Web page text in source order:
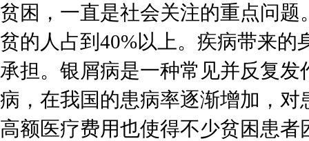
贫困，一直是社会关注的重点问
贫的人占到40%以上。疾病带来
承担。银屑病是一种常见并反复
病，在我国的患病率逐渐增加，
高额医疗费用也使得不少贫困患者